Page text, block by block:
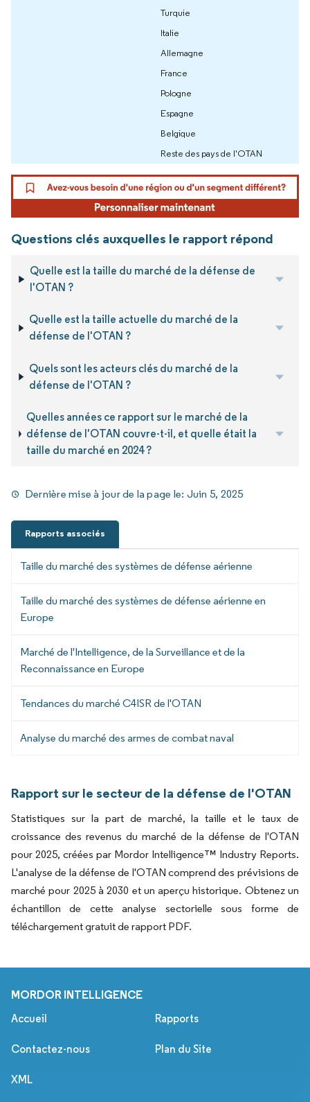
Turquie
Italie
Allemagne
France
Pologne
Espagne
Belgique
Reste des pays de l'OTAN
Questions clés auxquelles le rapport répond
Quelle est la taille du marché de la défense de
l'OTAN ?
Quelle est la taille actuelle du marché de la
défense de l'OTAN ?
Quels sont les acteurs clés du marché de la
défense de l'OTAN ?
Quelles années ce rapport sur le marché de la
défense de l'OTAN couvre-t-il, et quelle était la
taille du marché en 2024 ?
Dernière mise à jour de la page le: Juin 5, 2025
Rapports associés
Taille du marché des systèmes de défense aérienne
Taille du marché des systèmes de défense aérienne en
Europe
Marché de l'Intelligence, de la Surveillance et de la
Reconnaissance en Europe
Tendances du marché C4ISR de l'OTAN
Analyse du marché des armes de combat naval
Rapport sur le secteur de la défense de l'OTAN
Statistiques sur la part de marché, la taille et le taux de
croissance des revenus du marché de la défense de l'OTAN
pour 2025, créées par Mordor Intelligence™ Industry Reports.
L'analyse de la défense de l'OTAN comprend des prévisions de
marché pour 2025 à 2030 et un aperçu historique. Obtenez un
échantillon de cette analyse sectorielle sous forme de
téléchargement gratuit de rapport PDF.
MORDOR INTELLIGENCE
Accueil Rapports
Contactez-nous Plan du Site
XML